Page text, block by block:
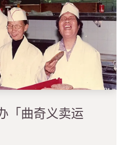
「曲奇义卖运